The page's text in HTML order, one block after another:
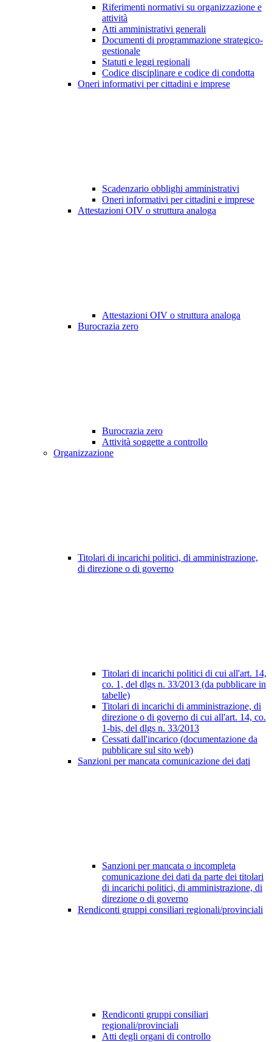
Riferimenti normativi su organizzazione e
attività
Atti amministrativi generali
Documenti di programmazione strategico-
gestionale
Statuti e leggi regionali
Codice disciplinare e codice di condotta
Oneri informativi per cittadini e imprese
Scadenzario obblighi amministrativi
Oneri informativi per cittadini e imprese
Attestazioni OIV o struttura analoga
Attestazioni OIV o struttura analoga
Burocrazia zero
Burocrazia zero
Attività soggette a controllo
Organizzazione
Titolari di incarichi politici, di amministrazione,
di direzione o di governo
Titolari di incarichi politici di cui all'art. 14,
co. 1, del dlgs n. 33/2013 (da pubblicare in
tabelle)
Titolari di incarichi di amministrazione, di
direzione o di governo di cui all'art. 14, co.
1-bis, del dlgs n. 33/2013
Cessati dall'incarico (documentazione da
pubblicare sul sito web)
Sanzioni per mancata comunicazione dei dati
Sanzioni per mancata o incompleta
comunicazione dei dati da parte dei titolari
di incarichi politici, di amministrazione, di
direzione o di governo
Rendiconti gruppi consiliari regionali/provinciali
Rendiconti gruppi consiliari
regionali/provinciali
Atti degli organi di controllo